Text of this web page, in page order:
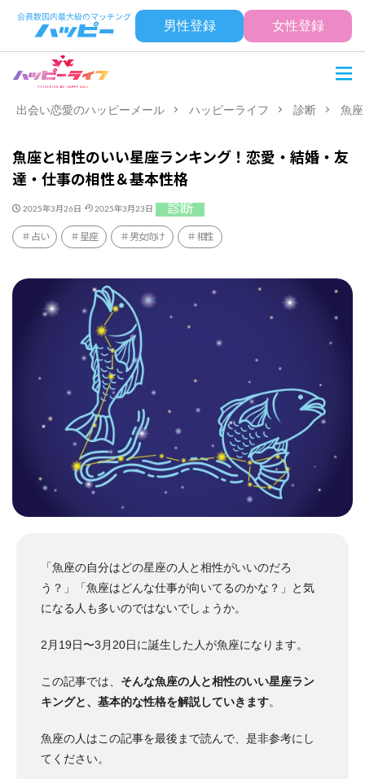
男性登録 女性登録
出会い恋愛のハッピーメール ハッピーライフ 診断 魚
魚座と相性のいい星座ランキング！恋愛・結婚・友
達・仕事の相性＆基本性格
2025年3月26日 2025年3月23日 診断
占い 星座 男女向け 相性
「魚座の自分はどの星座の人と相性がいいのだろ
う？」「魚座はどんな仕事が向いてるのかな？」と気
になる人も多いのではないでしょうか。
2月19日〜3月20日に誕生した人が魚座になります。
この記事では、 そんな魚座の人と相性のいい星座ラン
キングと、基本的な性格を解説していきます。
魚座の人はこの記事を最後まで読んで、是非参考にし
てください。